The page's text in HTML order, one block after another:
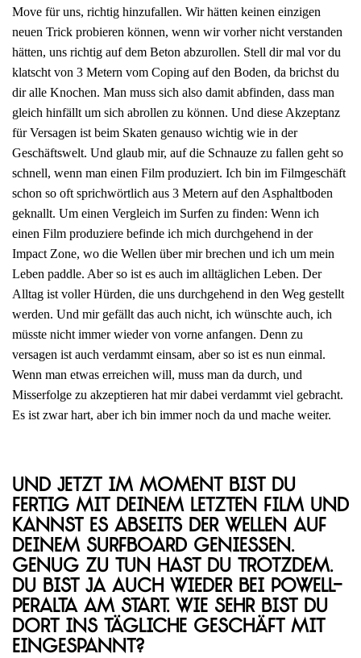
Move für uns, richtig hinzufallen. Wir hätten keinen einzigen
neuen Trick probieren können, wenn wir vorher nicht verstanden
hätten, uns richtig auf dem Beton abzurollen. Stell dir mal vor du
klatscht von 3 Metern vom Coping auf den Boden, da brichst du
dir alle Knochen. Man muss sich also damit abfinden, dass man
gleich hinfällt um sich abrollen zu können. Und diese Akzeptanz
für Versagen ist beim Skaten genauso wichtig wie in der
Geschäftswelt. Und glaub mir, auf die Schnauze zu fallen geht so
schnell, wenn man einen Film produziert. Ich bin im Filmgeschäft
schon so oft sprichwörtlich aus 3 Metern auf den Asphaltboden
geknallt. Um einen Vergleich im Surfen zu finden: Wenn ich
einen Film produziere befinde ich mich durchgehend in der
Impact Zone, wo die Wellen über mir brechen und ich um mein
Leben paddle. Aber so ist es auch im alltäglichen Leben. Der
Alltag ist voller Hürden, die uns durchgehend in den Weg gestellt
werden. Und mir gefällt das auch nicht, ich wünschte auch, ich
müsste nicht immer wieder von vorne anfangen. Denn zu
versagen ist auch verdammt einsam, aber so ist es nun einmal.
Wenn man etwas erreichen will, muss man da durch, und
Misserfolge zu akzeptieren hat mir dabei verdammt viel gebracht.
Es ist zwar hart, aber ich bin immer noch da und mache weiter.
Und jetzt im Moment bist du
fertig mit deinem letzten Film und
kannst es abseits der Wellen auf
deinem Surfboard genießen.
Genug zu tun hast du trotzdem.
Du bist ja auch wieder bei Powell-
Peralta am Start. Wie sehr bist du
dort ins tägliche Geschäft mit
eingespannt?